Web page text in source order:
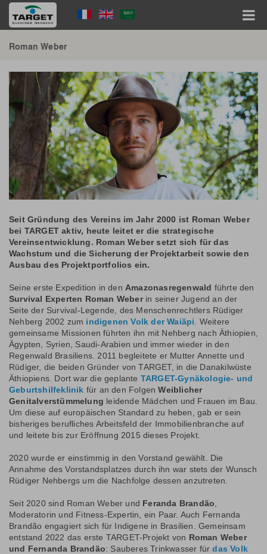
Direkt
zum
Inhalt
Language
Menu
Hauptnavigation
Roman Weber
Seit Gründung des Vereins im Jahr 2000 ist Roman Weber
bei TARGET aktiv, heute leitet er die strategische
Vereinsentwicklung. Roman Weber setzt sich für das
Wachstum und die Sicherung der Projektarbeit sowie den
Ausbau des Projektportfolios ein.
Seine erste Expedition in den Amazonasregenwald führte den
Survival Experten Roman Weberin seiner Jugend an der
Seite der Survival-Legende, des Menschenrechtlers Rüdiger
Nehberg 2002 zum indigenen Volk der Waiãpi . Weitere
gemeinsame Missionen führten ihn mit Nehberg nach Äthiopien,
Ägypten, Syrien, Saudi-Arabien und immer wieder in den
Regenwald Brasiliens. 2011 begleitete er Mutter Annette und
Rüdiger, die beiden Gründer von TARGET, in die Danakilwüste
Äthiopiens. Dort war die geplante TARGET-Gynäkologie- und
Geburtshilfeklinik für an den FolgenWeiblicher
Genitalverstümmelung leidende Mädchen und Frauen im Bau.
Um diese auf europäischen Standard zu heben, gab er sein
bisheriges berufliches Arbeitsfeld der Immobilienbranche auf
und leitete bis zur Eröffnung 2015 dieses Projekt.
2020 wurde er einstimmig in den Vorstand gewählt. Die
Annahme des Vorstandsplatzes durch ihn war stets der Wunsch
Rüdiger Nehbergs um die Nachfolge dessen anzutreten.
Seit 2020 sind Roman Weber und Feranda Brandão
Moderatorin und Fitness-Expertin, ein Paar. Auch Fernanda
Brandão engagiert sich für Indigene in Brasilien. Gemeinsam
entstand 2022 das erste TARGET-Projekt von Roman Weber
und Fernanda Brandão: Sauberes Trinkwasser fürdas Volk